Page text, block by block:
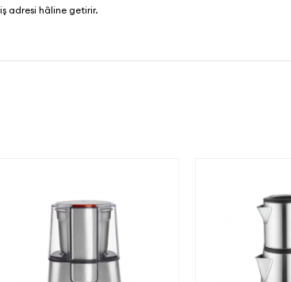
adresi hâline getirir.